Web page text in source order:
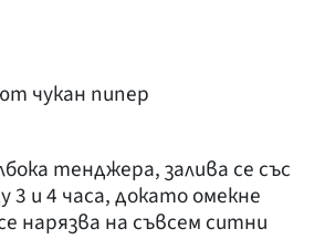
чукан пипер
тенджера, залива се със
и 4 часа, докато омекне
нарязва на съвсем ситни